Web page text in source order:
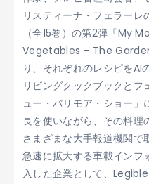
リスティーナ・フェラーレ
（全15巻）の第2弾『My
Vegetables – The
り、それぞれのレシピをAI
リビングクックブックとフ
ュー・バリモア・ショー」
長を使いながら、その料理
さまざまな大手報道機関で
急速に拡大する車載インフ
入した企業として、